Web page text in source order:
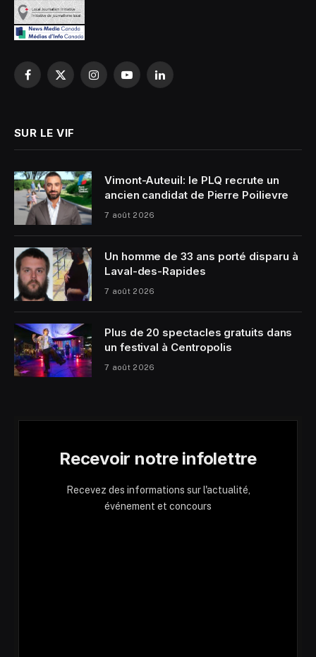
Facebook
X
InstagramYouTubeLinkedIn
SUR LE VIF
Vimont-Auteuil: le PLQ recrute un
ancien candidat de Pierre Poilievre
7 août 2026
Un homme de 33 ans porté disparu à
Laval-des-Rapides
7 août 2026
Plus de 20 spectacles gratuits dans
un festival à Centropolis
7 août 2026
Recevoir notre infolettre
Recevez des informations sur l'actualité,
événement et concours